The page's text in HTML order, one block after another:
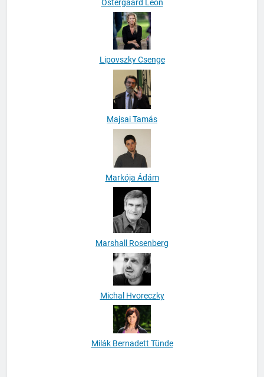
Ostergaard Leon
Lipovszky Csenge
Majsai Tamás
Markója Ádám
Marshall Rosenberg
Michal Hvoreczky